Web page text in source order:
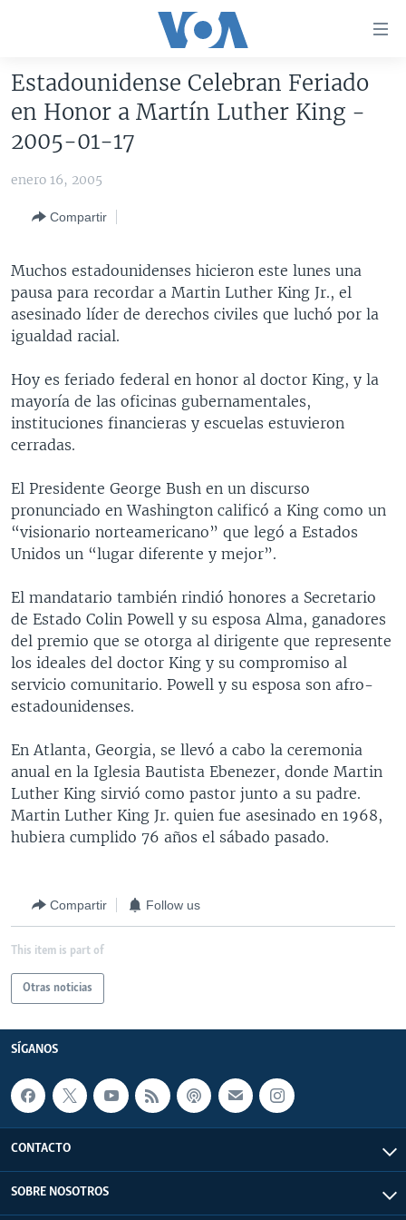
accesibilidad
contenido
Salte
Salte
búsqueda
AMÉRICA DEL NORTE
VOA VERIFICA INMIGRACIÓN
ARGENTINA
COLOMBIA
CHILE
ECUADOR
VENEZUELA
BRASIL
CHINA EN AMÉRICA LATINA
COSTA RICA
EL SALVADOR
HONDURAS
NICARAGUA
OTRAS SECCIONES
INMIGRACIÓN
MUNDO
ECONOMÍA
ENTRETENIMIENTO Y CULTURA
TECNOLOGÍA
DEPORTES
CIENCIA Y SALUD
ESPECIALES DE LA VOA
UCRANIA
MULTIMEDIA
VIDEOS
FOTOGRAFÍA
AUDIOS
PROGRAMAS TV
EL MUNDO AL DÍA
FORO INTERAMERICANO
VISIÓN 360
PANORAMA
RADIO
AVANCE INFORMATIVO
AUDIONOTICIAS
ESTADOS UNIDOS AL DÍA
EL MUNDO AL DÍA [RADIO]
FORO [RADIO]
DEPORTIVO INTERNACIONAL
NOTA ECONÓMICA
ENTRETENIMIENTO
DIRECT
DOCUMENTALES DE LA VOA
Learning English
SÍGANOS
Estadounidense Celebran Feriado
en Honor a Martín Luther King -
2005-01-17
enero 16, 2005
Compartir
Muchos estadounidenses hicieron este lunes una
pausa para recordar a Martin Luther King Jr., el
asesinado líder de derechos civiles que luchó por la
igualdad racial.
Hoy es feriado federal en honor al doctor King, y la
mayoría de las oficinas gubernamentales,
instituciones financieras y escuelas estuvieron
cerradas.
El Presidente George Bush en un discurso
pronunciado en Washington calificó a King como un
“visionario norteamericano” que legó a Estados
Unidos un “lugar diferente y mejor”.
El mandatario también rindió honores a Secretario
de Estado Colin Powell y su esposa Alma, ganadores
del premio que se otorga al dirigente que represente
los ideales del doctor King y su compromiso al
servicio comunitario. Powell y su esposa son afro-
estadounidenses.
En Atlanta, Georgia, se llevó a cabo la ceremonia
anual en la Iglesia Bautista Ebenezer, donde Martin
Luther King sirvió como pastor junto a su padre.
Martin Luther King Jr. quien fue asesinado en 1968,
hubiera cumplido 76 años el sábado pasado.
Compartir Follow us
This item is part of
Otras noticias
SÍGANOS
CONTACTO
SOBRE NOSOTROS